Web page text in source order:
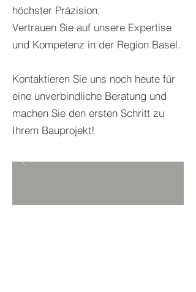
höchster Präzision.
Vertrauen Sie auf unsere Expertise
und Kompetenz in der Region Basel.
Kontaktieren Sie uns noch heute für
eine unverbindliche Beratung und
machen Sie den ersten Schritt zu
Ihrem Bauprojekt!